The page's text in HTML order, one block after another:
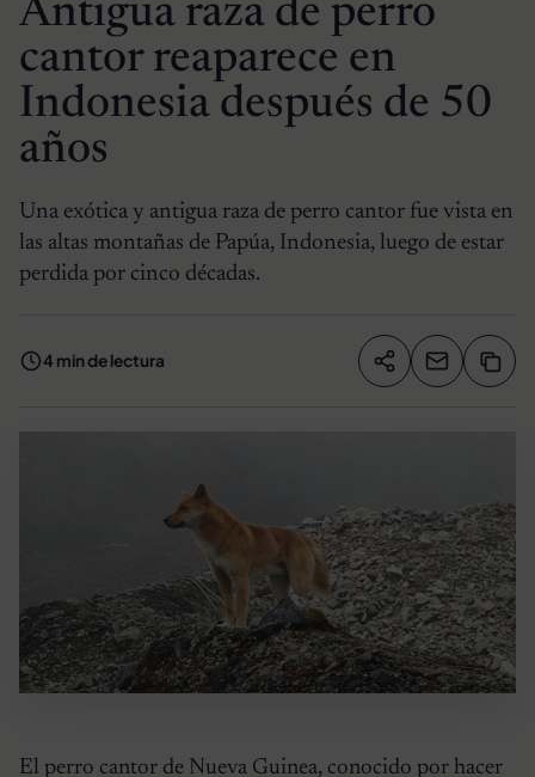
Antigua raza de perro
cantor reaparece en
Indonesia después de 50
años
Una exótica y antigua raza de perro cantor fue vista en
las altas montañas de Papúa, Indonesia, luego de estar
perdida por cinco décadas.
4 min de lectura Compartir
El perro cantor de Nueva Guinea, conocido por hacer